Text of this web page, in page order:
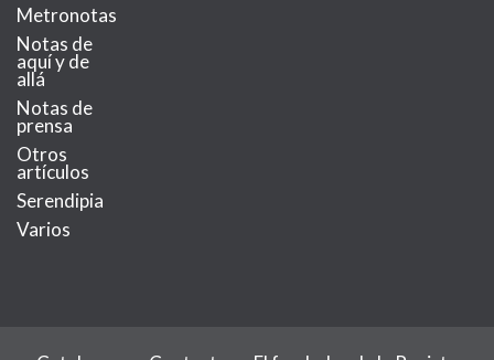
Metronotas
Notas de
aquí y de
allá
Notas de
prensa
Otros
artículos
Serendipia
Varios